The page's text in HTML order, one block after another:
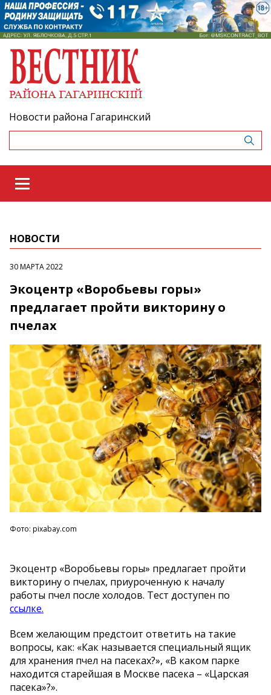
Новости района Гагаринский
НОВОСТИ
30 МАРТА 2022
Экоцентр «Воробьевы горы»
предлагает пройти викторину о
пчелах
Фото: pixabay.com
Экоцентр «Воробьевы горы» предлагает пройти
викторину о пчелах, приуроченную к началу
работы пчел после холодов. Тест доступен по
ссылке.
Всем желающим предстоит ответить на такие
вопросы, как: «Как называется специальный ящик
для хранения пчел на пасеках?», «В каком парке
находится старейшая в Москве пасека – «Царская
пасека»?».